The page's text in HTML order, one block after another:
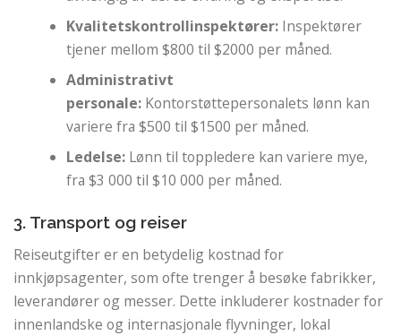
Kvalitetskontrollinspektører: Inspektører
tjener mellom $800 til $2000 per måned.
Administrativt
personale: Kontorstøttepersonalets lønn kan
variere fra $500 til $1500 per måned.
Ledelse: Lønn til toppledere kan variere mye,
fra $3 000 til $10 000 per måned.
3. Transport og reiser
Reiseutgifter er en betydelig kostnad for
innkjøpsagenter, som ofte trenger å besøke fabrikker,
leverandører og messer. Dette inkluderer kostnader for
innenlandske og internasjonale flyvninger, lokal